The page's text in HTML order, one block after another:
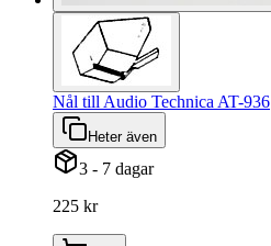
Nål till Audio Technica AT-936
Heter även
3 - 7 dagar
225 kr